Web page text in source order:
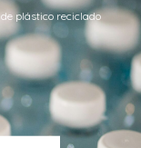
plástico reciclado